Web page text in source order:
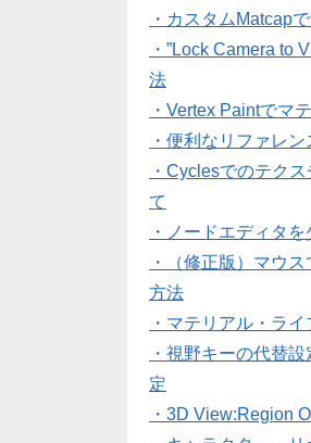
・カスタムMatcap
・”Lock Camera to
法
・Vertex Paintでマ
・便利なリファレ
・Cyclesでのテク
て
・ノードエディタ
・（修正版）マウ
方法
・マテリアル・ラ
・視野キーの代替
定
・3D View:Region